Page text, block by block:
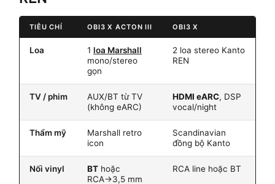
TIÊU CHÍ OBI3 X ACTON III OBI3 X
Loa 1 loa Marshall
mono/stereo
gọn
2 loa stereo Kanto
REN
TV / phim
AUX/BT từ TV
(không eARC)
HDMI eARC, DSP
vocal/night
Thẩm mỹ
Marshall retro
icon
Scandinavian
đồng bộ Kanto
Nối vinyl BT hoặc
RCA→3,5 mm
RCA line hoặc BT